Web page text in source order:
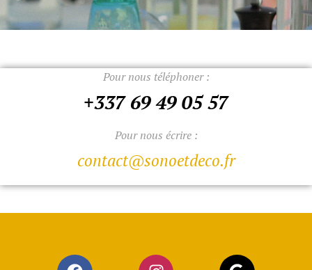
Pour nous téléphoner :
+337 69 49 05 57
Pour nous écrire :
contact@sonoetdeco.fr